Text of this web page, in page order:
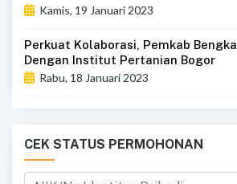
Kamis, 19 Januari 2023
Perkuat Kolaborasi, Pemkab
Dengan Institut Pertanian Bogor
Rabu, 18 Januari 2023
CEK STATUS PERMOHONAN